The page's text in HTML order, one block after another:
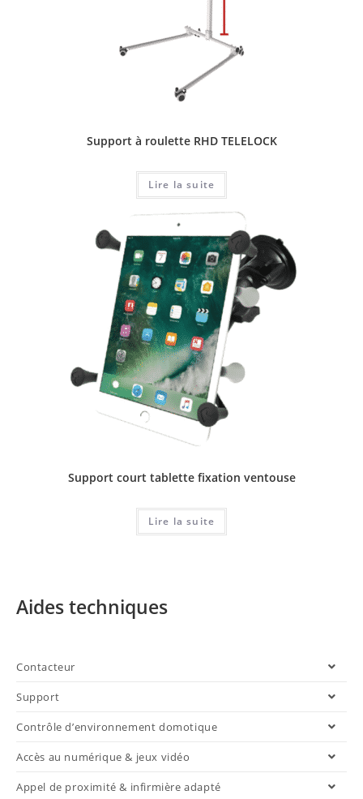
Support à roulette RHD TELELOCK
Lire la suite
Support court tablette fixation ventouse
Lire la suite
Aides techniques
Contacteur
Support
Contrôle d’environnement domotique
Accès au numérique & jeux vidéo
Appel de proximité & infirmière adapté